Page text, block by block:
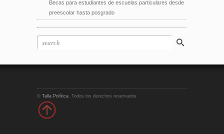
Becas para estudiantes de escuelas particulares desde
preescolar hasta posgrado
© Talla Política . Todos los derechos reservados.